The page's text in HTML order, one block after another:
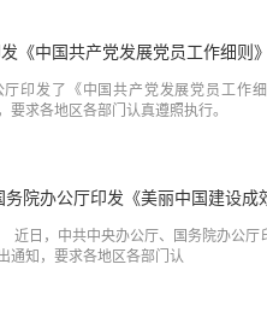
《中国共产党发展党员工作细则》
印发了《中国共产党发展党员工作
要求各地区各部门认真遵照执行。
院办公厅印发《美丽中国建设成
日，中共中央办公厅、国务院办公厅
通知，要求各地区各部门认